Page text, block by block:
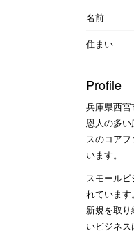
名前
住まい
Profile
兵庫県西宮
恩人の多
スのコア
います。
スモール
れています。
新規を取
いビジネ